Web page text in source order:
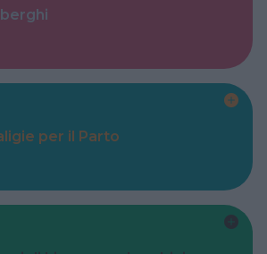
per il Parto